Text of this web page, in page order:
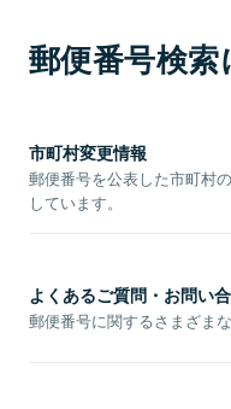
郵便番号検
市町村変更情報
郵便番号を公表した市町村
しています。
よくあるご質問・お問い
郵便番号に関するさまざま